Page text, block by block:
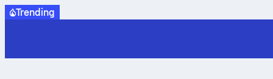
Trending